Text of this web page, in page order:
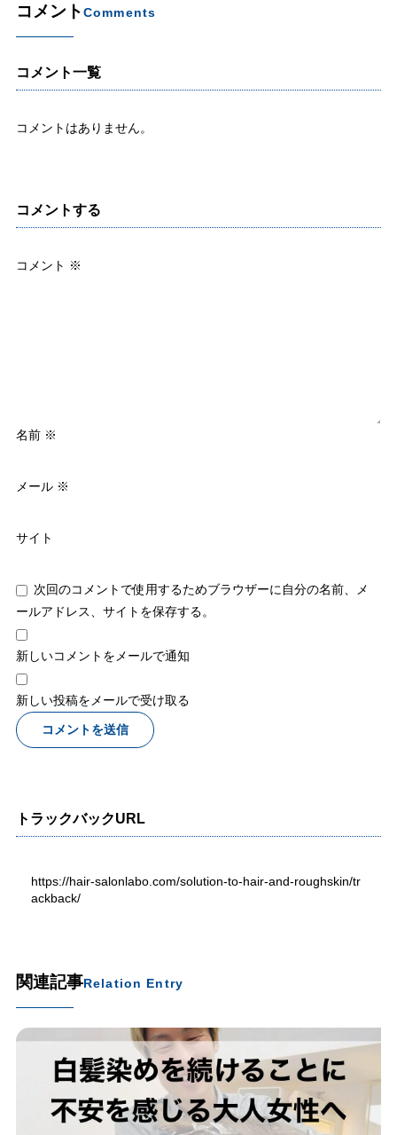
コメントComments
コメント一覧
コメントはありません。
コメントする
コメント ※
名前 ※
メール ※
サイト
次回のコメントで使用するためブラウザーに自分の名前、メ
ールアドレス、サイトを保存する。
新しいコメントをメールで通知
新しい投稿をメールで受け取る
トラックバックURL
https://hair-salonlabo.com/solution-to-hair-and-roughskin/tr
ackback/
関連記事Relation Entry